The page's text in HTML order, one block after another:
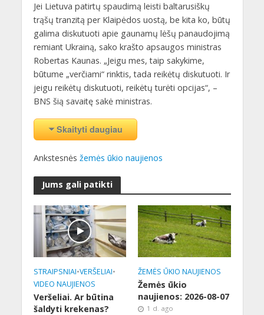
Jei Lietuva patirtų spaudimą leisti baltarusiškų
trąšų tranzitą per Klaipėdos uostą, be kita ko, būtų
galima diskutuoti apie gaunamų lėšų panaudojimą
remiant Ukrainą, sako krašto apsaugos ministras
Robertas Kaunas. „Jeigu mes, taip sakykime,
būtume „verčiami“ rinktis, tada reikėtų diskutuoti. Ir
jeigu reikėtų diskutuoti, reikėtų turėti opcijas“, –
BNS šią savaitę sakė ministras.
Skaityti daugiau
Ankstesnės žemės ūkio naujienos
Jums gali patikti
STRAIPSNIAI•VERŠELIAI•
VIDEO NAUJIENOS
Veršeliai. Ar būtina
šaldyti krekenas?
ŽEMĖS ŪKIO NAUJIENOS
Žemės ūkio
naujienos: 2026-08-07
1 d. ago